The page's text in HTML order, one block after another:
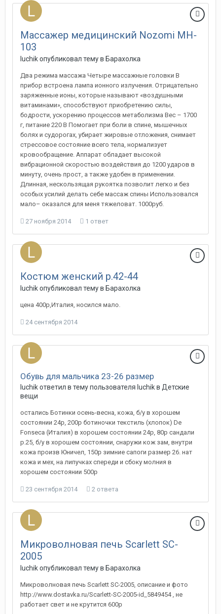
Массажер медицинский Nozomi MH-
103
luchikопубликовал тему в Барахолка
Два режима массажа Четыре массажные головки В
прибор встроена лампа ионного излучения. Отрицательно
заряженные ионы, которые называют «воздушными
витаминами», способствуют приобретению силы,
бодрости, ускорению процессов метаболизма Вес – 1700
г, питание 220 В Помогает при боли в спине, мышечных
болях и судорогах, убирает жировые отложения, снимает
стрессовое состояние всего тела, нормализует
кровообращение. Аппарат обладает высокой
вибрационной скоростью воздействия до 1200 ударов в
минуту, очень прост, а также удобен в применении.
Длинная, нескользящая рукоятка позволит легко и без
особых усилий делать себе массаж спины Использовался
мало– оказался для меня тяжеловат. 1000руб.
27 ноября 2014 1 ответ
Костюм женский р.42-44
luchikопубликовал тему в Барахолка
цена 400р,Италия, носился мало.
24 сентября 2014
Обувь для мальчика 23-26 размер
luchikответил в тему пользователя luchikв Детские
вещи
остались Ботинки осень-весна, кожа, б/у в хорошем
состоянии 24р, 200р ботиночки текстиль (хлопок) De
Fonseca (Италия) в хорошем состоянии 24р, 80р сандали
р.25, б/у в хорошем состоянии, снаружи кож зам, внутри
кожа произв Юничел, 150р зимние сапоги размер 26. нат
кожа и мех, на липучках спереди и сбоку молния в
хорошем состоянии 500р
23 сентября 2014 2 ответа
Микроволновая печь Scarlett SC-
2005
luchikопубликовал тему в Барахолка
Микроволновая печь Scarlett SC-2005, описание и фото
http://www.dostavka.ru/Scarlett-SC-2005-id_5849454 , не
работает свет и не крутится 600р